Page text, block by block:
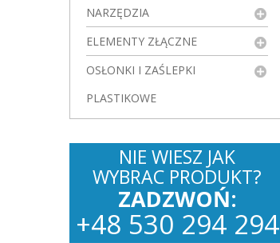
NARZĘDZIA
ELEMENTY ZŁĄCZNE
OSŁONKI I ZAŚLEPKI
PLASTIKOWE
NIE WIESZ JAK
WYBRAC PRODUKT?
ZADZWOŃ:
+48 530 294 294